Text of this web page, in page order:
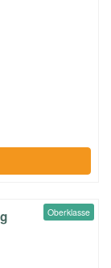
Oberklasse